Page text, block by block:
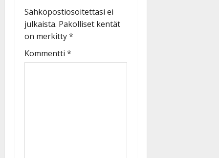
Sähköpostiosoitettasi ei
julkaista. Pakolliset kentät
on merkitty*
Kommentti *